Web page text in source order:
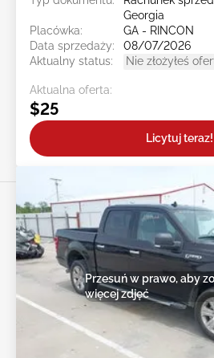
Georgia
Placówka:
GA - RINCON
Data sprzedaży:
08/07/2026
Aktualny status:
Nie złożyłeś
Aktualna oferta:
$25
Licytuj teraz!
Przesuń w prawo, aby
więcej zdjęć